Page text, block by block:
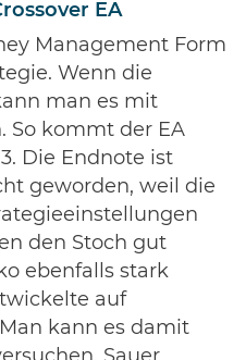
EA
Management Form
Wenn die
man es mit
So kommt der EA
Die Endnote ist
geworden, weil die
den Stoch gut
ebenfalls stark
auf
kann es damit